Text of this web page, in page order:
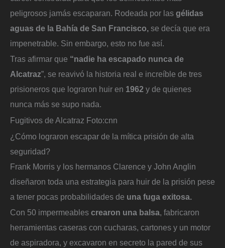
peligrosos jamás escaparan. Rodeada por las gélidas
aguas de la Bahía de San Francisco, se decía que era
impenetrable. Sin embargo, esto no fue así.
Tras afirmar que “nadie ha escapado nunca de
Alcatraz”, se reavivó la historia real e increíble de tres
prisioneros que lograron huir en 1962 y de quienes
nunca más se supo nada.
Fugitivos de Alcatraz Foto:cnn
¿Cómo lograron escapar de la mítica prisión de alta
seguridad?
Frank Morris y los hermanos Clarence y John Anglin
diseñaron toda una estrategia para huir de la prisión pese
a tener pocas probabilidades de una fuga exitosa.
Con 50 impermeables crearon una balsa, fabricaron
herramientas caseras con cucharas, cartones y un motor
de aspiradora, y excavaron en secreto la pared de sus